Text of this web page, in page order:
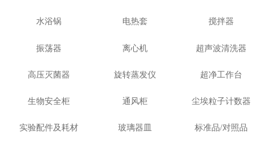
水浴锅 电热套 搅拌器
振荡器 离心机 超声波清洗器
高压灭菌器 旋转蒸发仪 超净工作台
生物安全柜 通风柜 尘埃粒子计数器
实验配件及耗材 玻璃器皿 标准品/对照品